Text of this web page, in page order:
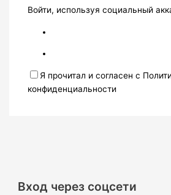
Войти, используя социальный
Я прочитал и согласен с
конфиденциальности
Вход через соцсети